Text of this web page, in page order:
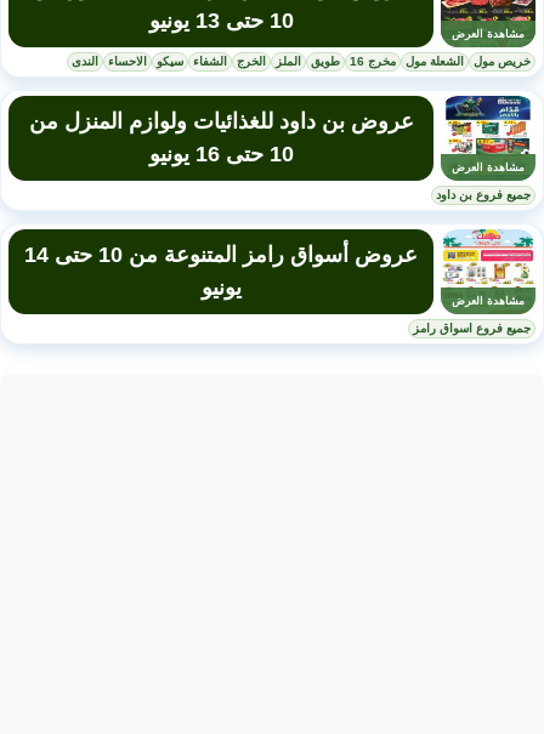
مشاهدة العرض
10 حتى 13 يونيو
خريص مول الشعلة مول مخرج 16 طويق الملز الخرج الشفاء سيكو الاحساء الندى
مشاهدة العرض
عروض بن داود للغذائيات ولوازم المنزل من
10 حتى 16 يونيو
جميع فروع بن داود
مشاهدة العرض
عروض أسواق رامز المتنوعة من 10 حتى 14
يونيو
جميع فروع اسواق رامز